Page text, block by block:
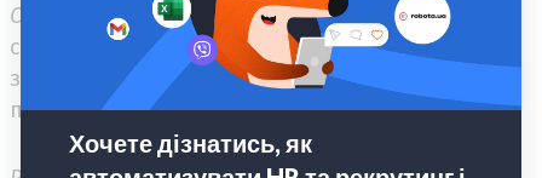
Ситуація:У вашій команді виникла конфліктна
ситуація між двома співробітниками, яка
загрожує впливом на робочий процес та
продуктивність.